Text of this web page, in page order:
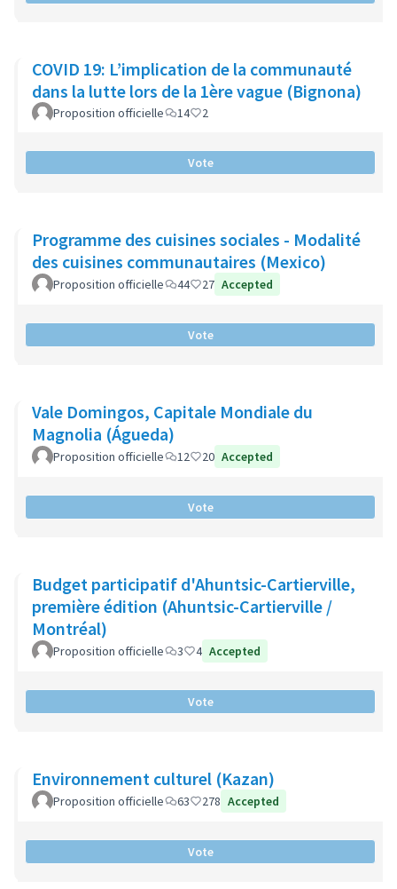
COVID 19: L’implication de la communauté
dans la lutte lors de la 1ère vague (Bignona)
Proposition officielle 14 2
Vote
Programme des cuisines sociales - Modalité
des cuisines communautaires (Mexico)
Proposition officielle 44 27 Accepted
Vote
Vale Domingos, Capitale Mondiale du
Magnolia (Águeda)
Proposition officielle 12 20 Accepted
Vote
Budget participatif d'Ahuntsic-Cartierville,
première édition (Ahuntsic-Cartierville /
Montréal)
Proposition officielle 3 4 Accepted
Vote
Environnement culturel (Kazan)
Proposition officielle 63 278 Accepted
Vote